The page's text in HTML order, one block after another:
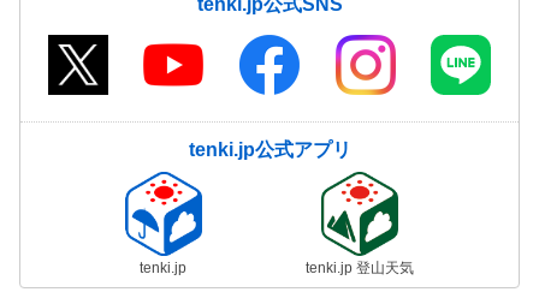
tenki.jp公式SNS
tenki.jp公式アプリ
tenki.jp tenki.jp 登山天気